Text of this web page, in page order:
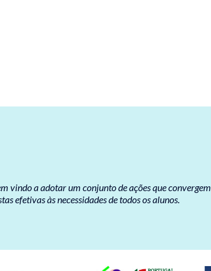
vindo a adotar um conjunto de ações que convergem
efetivas às necessidades de todos os alunos.